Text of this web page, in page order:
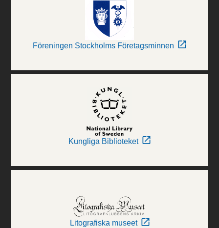
Föreningen Stockholms Företagsminnen
Kungliga Biblioteket
Litografiska museet